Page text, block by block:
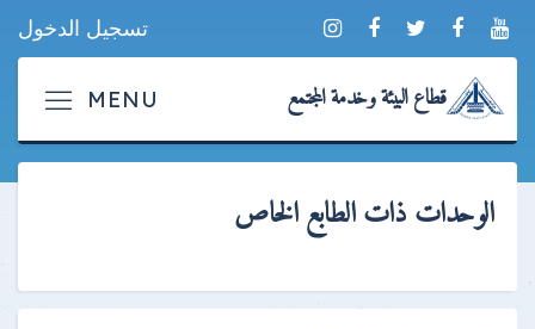
تسجيل الدخول
قطاع البيئة وخدمة المجتمع
الوحدات ذات الطابع الخاص